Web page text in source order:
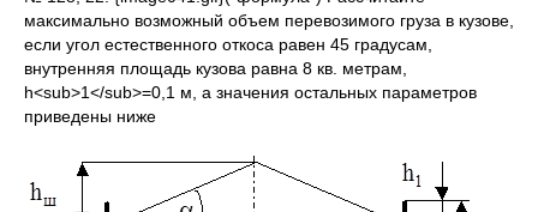
максимально возможный объем перевозимого груза в кузове,
если угол естественного откоса равен 45 градусам,
внутренняя площадь кузова равна 8 кв. метрам,
h<sub>1</sub>=0,1 м, а значения остальных параметров
приведены ниже